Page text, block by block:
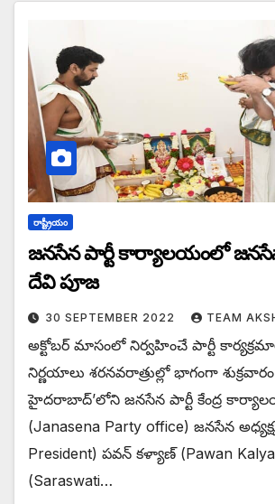
రాష్ట్రీయం
జనసేన పార్టీ కార్యాలయంలో
దేవి పూజ
30 SEPTEMBER 2022 TEAM
అక్టోబర్ మాసంలో నిర్వహించే పార్టీ
నిర్ణయాలు శరనవరాత్రుల్లో భాగంగా
హైదరాబాద్’లోని జనసేన పార్టీ కేంద్ర
(Janasena Party office) జనసేన
President) పవన్ కళ్యాణ్ (Pawan
(Saraswati…